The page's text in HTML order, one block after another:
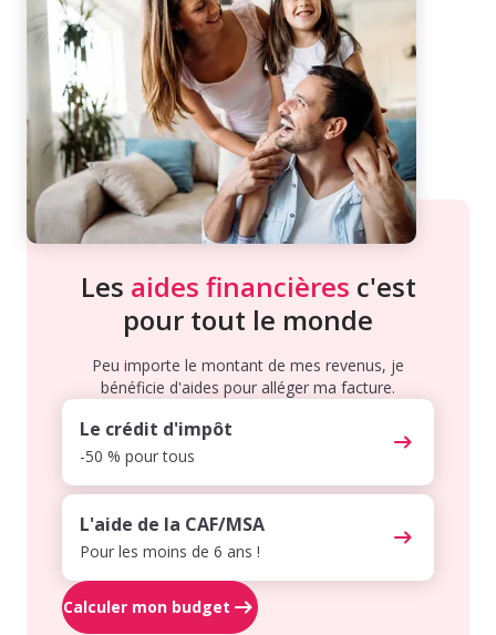
Les aides financières c'est
pour tout le monde
Peu importe le montant de mes revenus, je
bénéficie d'aides pour alléger ma facture.
Le crédit d'impôt
-50 % pour tous
L'aide de la CAF/MSA
Pour les moins de 6 ans !
Calculer mon budget